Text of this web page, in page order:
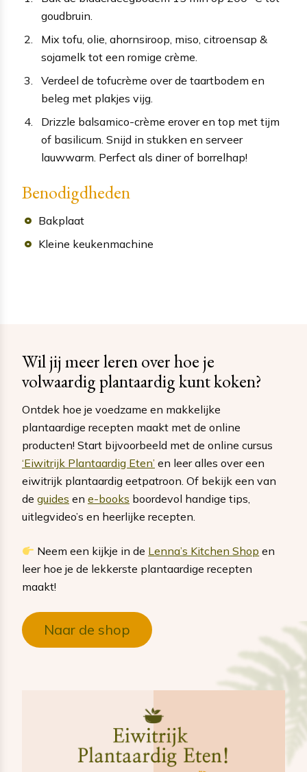
goudbruin.
Mix tofu, olie, ahornsiroop, miso, citroensap &
sojamelk tot een romige crème.
Verdeel de tofucrème over de taartbodem en
beleg met plakjes vijg.
Drizzle balsamico-crème erover en top met tijm
of basilicum. Snijd in stukken en serveer
lauwwarm. Perfect als diner of borrelhap!
Benodigdheden
Bakplaat
Kleine keukenmachine
Wil jij meer leren over hoe je
volwaardig plantaardig kunt koken?
Ontdek hoe je voedzame en makkelijke
plantaardige recepten maakt met de online
producten! Start bijvoorbeeld met de online cursus
‘Eiwitrijk Plantaardig Eten’ en leer alles over een
eiwitrijk plantaardig eetpatroon. Of bekijk een van
de guides en e-books boordevol handige tips,
uitlegvideo’s en heerlijke recepten.
Neem een kijkje in de Lenna’s Kitchen Shop en
leer hoe je de lekkerste plantaardige recepten
maakt!
Naar de shop